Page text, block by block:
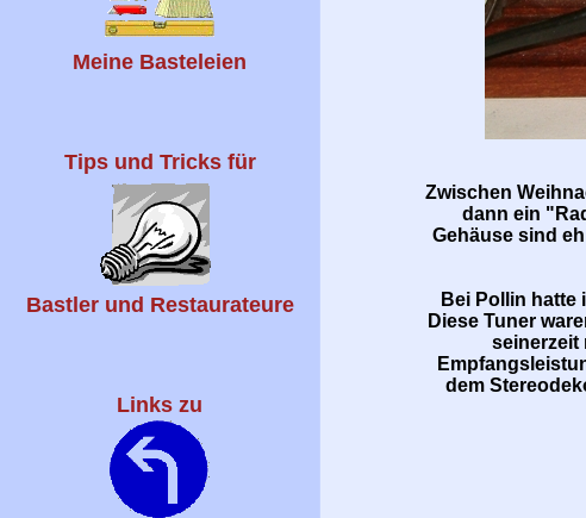
Meine Basteleien
Tips und Tricks für
Bastler und Restaurateure
Links zu
Zwischen
dann ein
Gehäuse sind
Bei Pollin hatte
Diese Tuner
seinerzeit
dem